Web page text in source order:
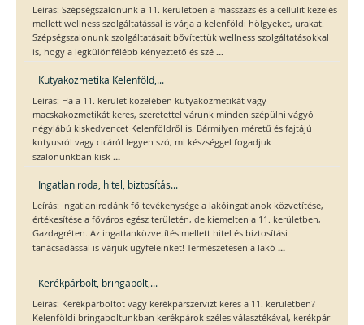
Leírás: Szépségszalonunk a 11. kerületben a masszázs és a cellulit kezelés
mellett wellness szolgáltatással is várja a kelenföldi hölgyeket, urakat.
Szépségszalonunk szolgáltatásait bővítettük wellness szolgáltatásokkal
is, hogy a legkülönfélébb kényeztető és szé ...
Kutyakozmetika Kelenföld,...
Leírás: Ha a 11. kerület közelében kutyakozmetikát vagy
macskakozmetikát keres, szeretettel várunk minden szépülni vágyó
négylábú kiskedvencet Kelenföldről is. Bármilyen méretű és fajtájú
kutyusról vagy cicáról legyen szó, mi készséggel fogadjuk
szalonunkban kisk ...
Ingatlaniroda, hitel, biztosítás...
Leírás: Ingatlanirodánk fő tevékenysége a lakóingatlanok közvetítése,
értékesítése a főváros egész területén, de kiemelten a 11. kerületben,
Gazdagréten. Az ingatlanközvetítés mellett hitel és biztosítási
tanácsadással is várjuk ügyfeleinket! Természetesen a lakó ...
Kerékpárbolt, bringabolt,...
Leírás: Kerékpárboltot vagy kerékpárszervizt keres a 11. kerületben?
Kelenföldi bringaboltunkban kerékpárok széles választékával, kerékpár